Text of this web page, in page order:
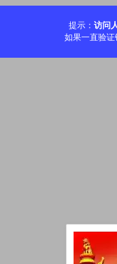
提示： 访问
如果一直验证